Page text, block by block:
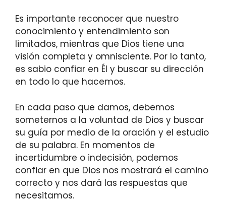
Es importante reconocer que nuestro
conocimiento y entendimiento son
limitados, mientras que Dios tiene una
visión completa y omnisciente. Por lo tanto,
es sabio confiar en Él y buscar su dirección
en todo lo que hacemos.
En cada paso que damos, debemos
someternos a la voluntad de Dios y buscar
su guía por medio de la oración y el estudio
de su palabra. En momentos de
incertidumbre o indecisión, podemos
confiar en que Dios nos mostrará el camino
correcto y nos dará las respuestas que
necesitamos.